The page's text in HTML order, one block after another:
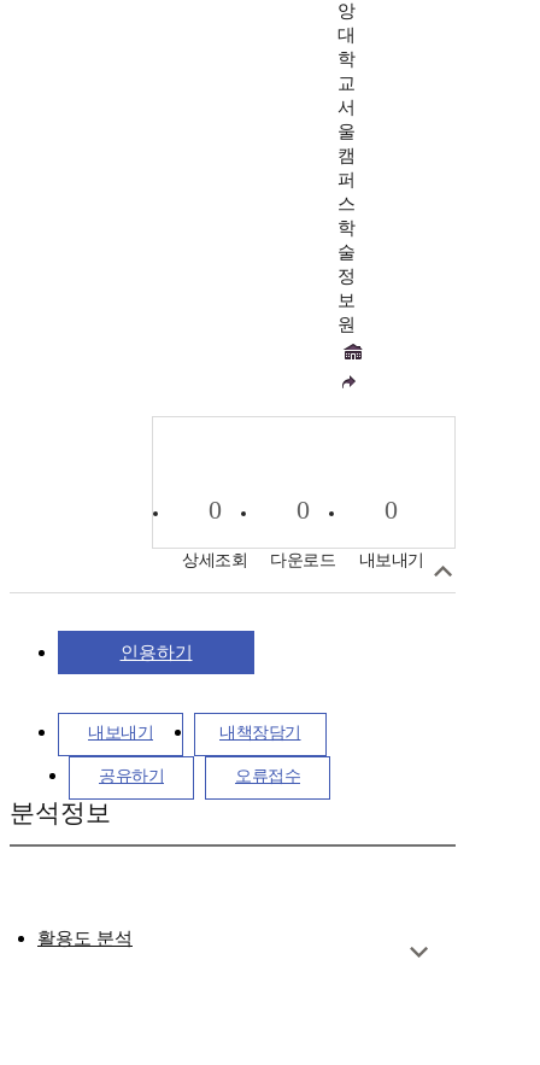
앙
대
학
교
서
울
캠
퍼
스
학
술
정
보
원
0
상세조회
0
다운로드
0
내보내기
인용하기
내보내기 내책장담기
공유하기 오류접수
분석정보
활용도 분석